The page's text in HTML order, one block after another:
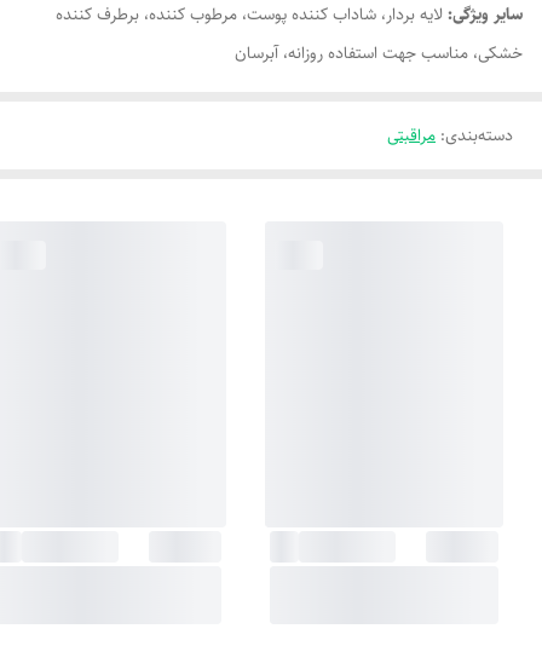
سایر ویژگی: لایه بردار، شاداب کننده پوست، مرطوب کننده، برطرف کننده
خشکی، مناسب جهت استفاده روزانه، آبرسان
دسته‌بندی: مراقبتی